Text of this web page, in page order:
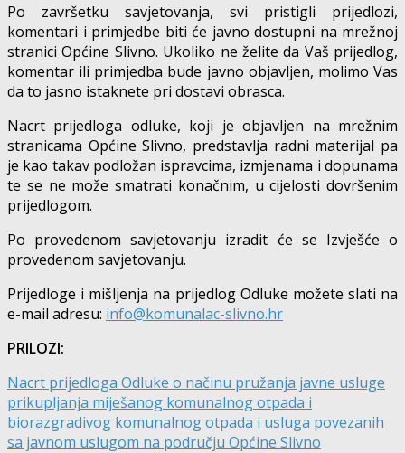
Po završetku savjetovanja, svi pristigli prijedlozi,
komentari i primjedbe biti će javno dostupni na mrežnoj
stranici Općine Slivno. Ukoliko ne želite da Vaš prijedlog,
komentar ili primjedba bude javno objavljen, molimo Vas
da to jasno istaknete pri dostavi obrasca.
Nacrt prijedloga odluke, koji je objavljen na mrežnim
stranicama Općine Slivno, predstavlja radni materijal pa
je kao takav podložan ispravcima, izmjenama i dopunama
te se ne može smatrati konačnim, u cijelosti dovršenim
prijedlogom.
Po provedenom savjetovanju izradit će se Izvješće o
provedenom savjetovanju.
Prijedloge i mišljenja na prijedlog Odluke možete slati na
e-mail adresu: info@komunalac-slivno.hr
PRILOZI:
Nacrt prijedloga Odluke o načinu pružanja javne usluge
prikupljanja miješanog komunalnog otpada i
biorazgradivog komunalnog otpada i usluga povezanih
sa javnom uslugom na području Općine Slivno